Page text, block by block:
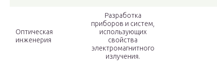
Оптическая
инженерия
Разработка
приборов и систем,
использующих
свойства
электромагнитного
излучения.